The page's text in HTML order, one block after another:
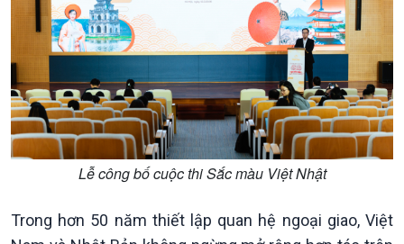
Lễ công bố cuộc thi Sắc màu Việt Nhật
Trong hơn 50 năm thiết lập quan hệ ngoại giao, Việt